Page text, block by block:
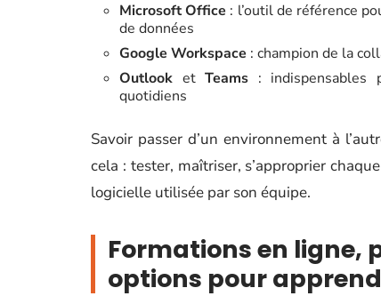
Microsoft Office : l’outil de référence
de données
Google Workspace : champion de la
Outlook et Teams : indispensables
quotidiens
Savoir passer d’un environnement à
cela : tester, maîtriser, s’approprier
logicielle utilisée par son équipe.
Formations en ligne,
options pour